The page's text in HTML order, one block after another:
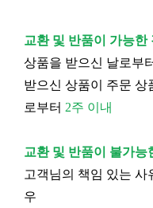
교환 및 반품이 가능한
상품을 받으신 날로부
받으신 상품이 주문 상
로부터 2주 이내
교환 및 반품이 불가능
고객님의 책임 있는 사
우